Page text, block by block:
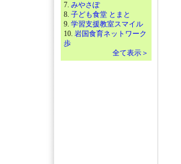
7. みやさぽ
8. 子ども食堂 とまと
9. 学習支援教室スマイル
10. 岩国食育ネットワーク
歩
全て表示＞